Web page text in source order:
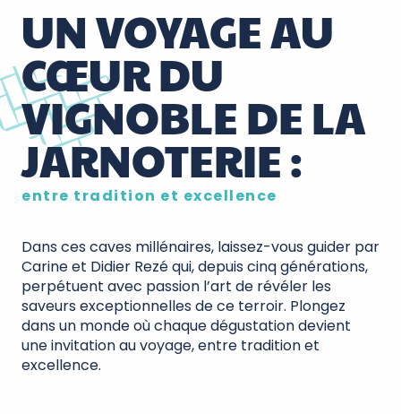
UN VOYAGE AU
CŒUR DU
VIGNOBLE DE LA
JARNOTERIE :
entre tradition et excellence
Dans ces caves millénaires, laissez-vous guider par
Carine et Didier Rezé qui, depuis cinq générations,
perpétuent avec passion l’art de révéler les
saveurs exceptionnelles de ce terroir. Plongez
dans un monde où chaque dégustation devient
une invitation au voyage, entre tradition et
excellence.